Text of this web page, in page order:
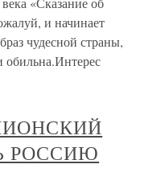
и начинает
чудесной страны,
обильна.Интерес
РОССИЮ